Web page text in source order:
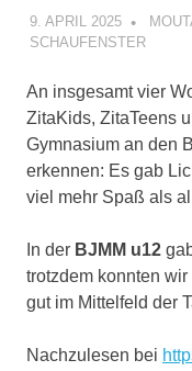
9. APRIL 2025
SCHAUFENSTER
An insgesamt vier
ZitaKids, ZitaTeens
Gymnasium an den
erkennen: Es gab
viel mehr Spaß als
In der BJMM u12
trotzdem konnten
gut im Mittelfeld der
Nachzulesen bei